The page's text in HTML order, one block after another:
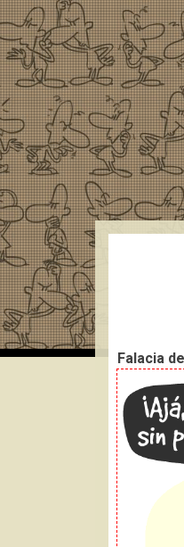
""
Falacia